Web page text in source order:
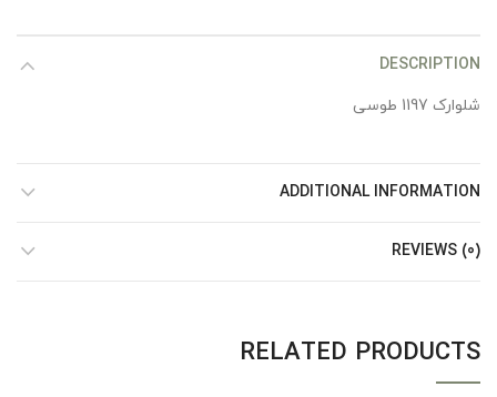
DESCRIPTION
شلوارک 1197 طوسی
ADDITIONAL INFORMATION
REVIEWS (0)
RELATED PRODUCTS